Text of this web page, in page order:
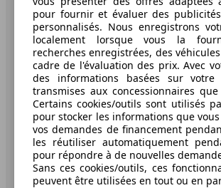
AutoScout24
A propos d'AutoScout24
Presse
Conditions d'utilisation
Informations légales
Protection des données
Media
pour fournir et évaluer des
personnalisés. Nous enregistrons
localement lorsque vous la
recherches enregistrées, des
cadre de l'évaluation des prix. Avec
des informations basées sur votre
transmises aux concessionnaires
Certains cookies/outils sont utilisés
pour stocker les informations que
vos demandes de financement
les réutiliser automatiquement
pour répondre à de nouvelles
Sans ces cookies/outils, ces
peuvent être utilisées en tout ou en